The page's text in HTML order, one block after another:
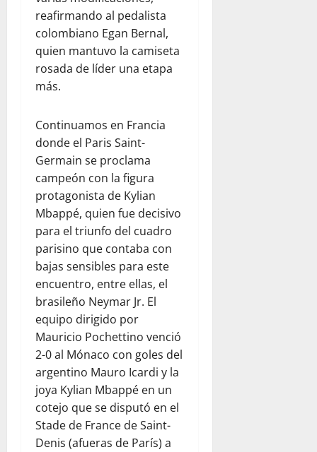
reafirmando al pedalista
colombiano Egan Bernal,
quien mantuvo la camiseta
rosada de líder una etapa
más.
Continuamos en Francia
donde el Paris Saint-
Germain se proclama
campeón con la figura
protagonista de Kylian
Mbappé, quien fue decisivo
para el triunfo del cuadro
parisino que contaba con
bajas sensibles para este
encuentro, entre ellas, el
brasileño Neymar Jr. El
equipo dirigido por
Mauricio Pochettino venció
2-0 al Mónaco con goles del
argentino Mauro Icardi y la
joya Kylian Mbappé en un
cotejo que se disputó en el
Stade de France de Saint-
Denis (afueras de París) a